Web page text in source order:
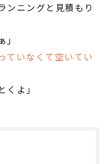
紹介
ンニングと見積もり
ていなくて空いてい
よ」